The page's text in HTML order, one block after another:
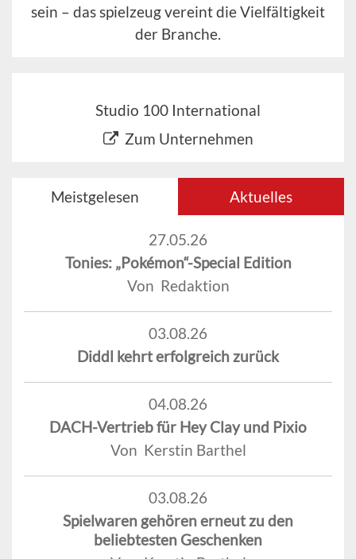
sein – das spielzeug vereint die Vielfältigkeit
der Branche.
Studio 100 International
Zum Unternehmen
Meistgelesen Aktuelles
27.05.26
Tonies: „Pokémon“-Special Edition
Von Redaktion
03.08.26
Diddl kehrt erfolgreich zurück
04.08.26
DACH-Vertrieb für Hey Clay und Pixio
Von Kerstin Barthel
03.08.26
Spielwaren gehören erneut zu den
beliebtesten Geschenken